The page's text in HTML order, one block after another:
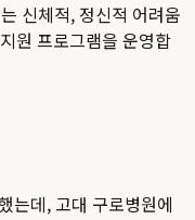
신체적, 정신적 어려움
원 프로그램을 운영합
는데, 고대 구로병원에